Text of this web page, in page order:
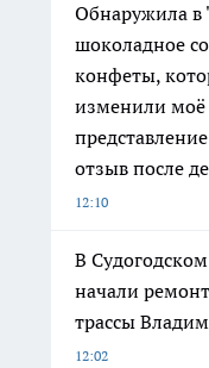
Обнаружила в
шоколадное
конфеты,
изменили моё
отзыв после
12:10
В
начали
трассы
12:02